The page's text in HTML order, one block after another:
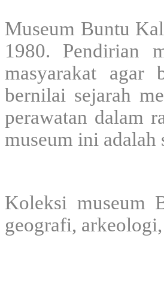
Museum Buntu
1980. Pendirian
masyarakat agar
bernilai sejarah
perawatan dalam
museum ini adalah
Koleksi museum
geografi,